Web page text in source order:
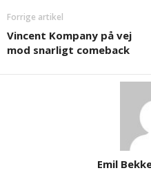
Forrige artikel
Vincent Kompany på vej
mod snarligt comeback
Emil